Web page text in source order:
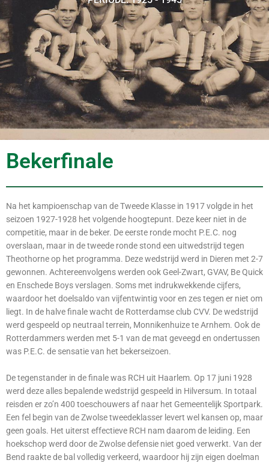
Bekerfinale
Na het kampioenschap van de Tweede Klasse in 1917 volgde in het
seizoen 1927-1928 het volgende hoogtepunt. Deze keer niet in de
competitie, maar in de beker. De eerste ronde mocht P.E.C. nog
overslaan, maar in de tweede ronde stond een uitwedstrijd tegen
Theothorne op het programma. Deze wedstrijd werd in Dieren met 2-7
gewonnen. Achtereenvolgens werden ook Geel-Zwart, GVAV, Be Quick
en Enschede Boys verslagen. Soms met indrukwekkende cijfers,
waardoor het doelsaldo van vijfentwintig voor en zes tegen er niet om
liegt. In de halve finale wacht de Rotterdamse club CVV. De wedstrijd
werd gespeeld op neutraal terrein, Monnikenhuize te Arnhem. Ook de
Rotterdammers werden met 5-1 van de mat geveegd en ondertussen
was P.E.C. de sensatie van het bekerseizoen.
De tegenstander in de finale was RCH uit Haarlem. Op 17 juni 1928
werd deze alles bepalende wedstrijd gespeeld in Hilversum. In totaal
reisden er zo’n 400 toeschouwers af naar het Gemeentelijk Sportpark.
Een fel begin van de Zwolse tweedeklasser levert wel kansen op, maar
geen goals. Het uiterst effectieve RCH nam daarom de leiding. Een
hoekschop werd door de Zwolse defensie niet goed verwerkt. Van der
Bend raakte de bal volledig verkeerd, waardoor hij zijn eigen doelman